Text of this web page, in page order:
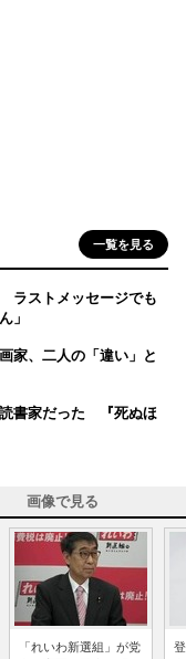
一覧を見る
ラストメッセージでも
」
家、二人の「違い」と
書家だった 『死ぬほ
画像で見る
「れいわ新選組」が党